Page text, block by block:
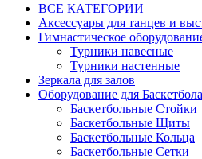
ВСЕ КАТЕГОРИИ
Аксессуары для танцев и
Гимнастическое
Турники навесные
Турники настенные
Зеркала для залов
Оборудование для Баскетбола
Баскетбольные Стойки
Баскетбольные Щиты
Баскетбольные Кольца
Баскетбольные Сетки